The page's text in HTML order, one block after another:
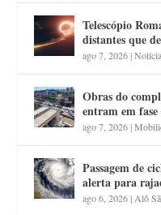
Telescópio
distantes que
ago 7, 2026|
Obras do
entram em
ago 7, 2026|
Passagem de
alerta para
ago 6, 2026|Alô